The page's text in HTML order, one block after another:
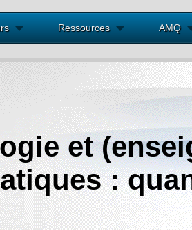
Ressources AMQ
et
: